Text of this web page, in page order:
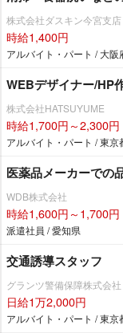
株式会社ダスキン今宮支店
時給1,400円
アルバイト・パート / 大阪
WEBデザイナー/HP
株式会社HATSUYUME
時給1,700円～2,300円
アルバイト・パート / 東京
医薬品メーカーでの
WDB株式会社
時給1,600円～1,700円
派遣社員 / 愛知県
交通誘導スタッフ
グランツ警備保障株式会社
日給1万2,000円
アルバイト・パート / 東京